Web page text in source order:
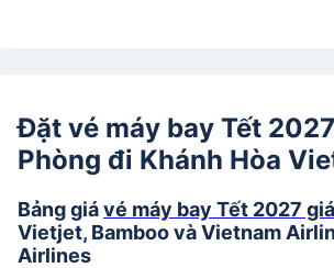
Đặt vé máy bay Tết
Phòng đi Khánh Hòa
Bảng giávé máy bay Tết 2027
Vietjet, Bamboo và Vietnam
Airlines